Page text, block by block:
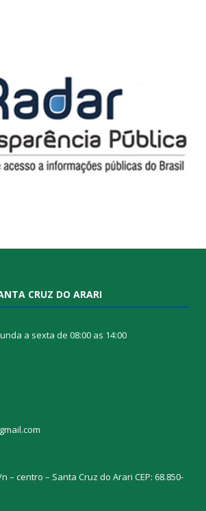
CRUZ DO ARARI
a sexta de 08:00 as 14:00
– centro – Santa Cruz do Arari CEP: 68.850-